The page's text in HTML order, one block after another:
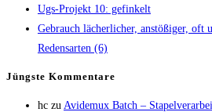
Ugs-Pro­jekt 10: gefinkelt
Gebrauch lächer­li­cher, anstö­ßi­ger, oft
Redens­ar­ten (6)
Jüngs­te Kommentare
hc zu Avi­de­mux Batch –